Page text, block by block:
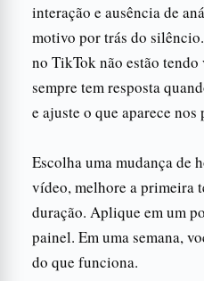
interação e ausência de
motivo por trás do
no TikTok não estão tendo
sempre tem resposta
e ajuste o que aparece
Escolha uma mudança de
vídeo, melhore a primeira
duração. Aplique em um
painel. Em uma semana,
do que funciona.